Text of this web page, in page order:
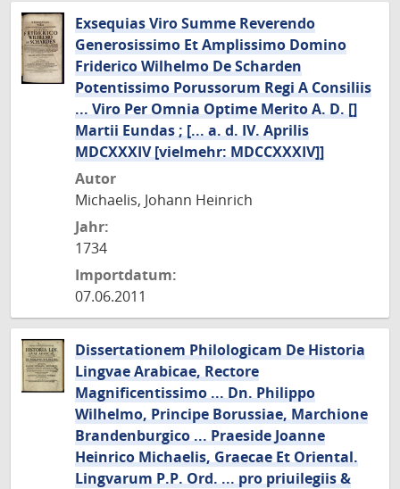
Exsequias Viro Summe Reverendo
Generosissimo Et Amplissimo Domino
Friderico Wilhelmo De Scharden
Potentissimo Porussorum Regi A Consiliis
... Viro Per Omnia Optime Merito A. D. []
Martii Eundas ; [... a. d. IV. Aprilis
MDCXXXIV [vielmehr: MDCCXXXIV]]
Autor
Michaelis, Johann Heinrich
Jahr:
1734
Importdatum:
07.06.2011
Dissertationem Philologicam De Historia
Lingvae Arabicae, Rectore
Magnificentissimo ... Dn. Philippo
Wilhelmo, Principe Borussiae, Marchione
Brandenburgico ... Praeside Joanne
Heinrico Michaelis, Graecae Et Oriental.
Lingvarum P.P. Ord. ... pro priuilegiis &